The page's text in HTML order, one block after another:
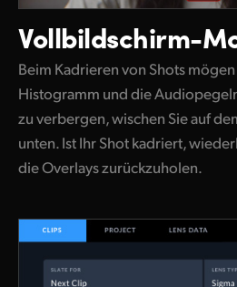
Vollbildschirm-
Beim Kadrieren von Shots
Histogramm und die
zu verbergen, wischen Sie auf
unten. Ist Ihr Shot kadriert,
die Overlays zurückzuholen.